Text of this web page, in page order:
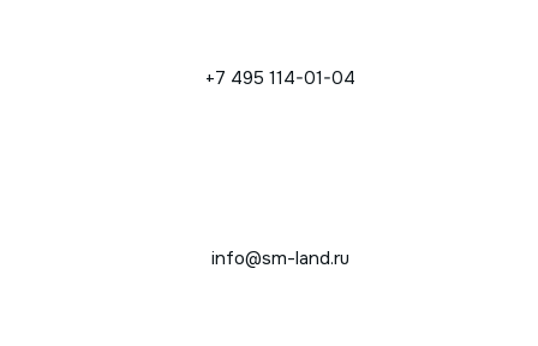
+7 495 114-01-04
info@sm-land.ru